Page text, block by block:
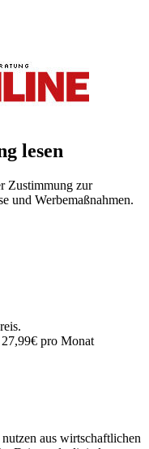
lesen
Zustimmung zur
und Werbemaßnahmen.
pro Monat
aus wirtschaftlichen